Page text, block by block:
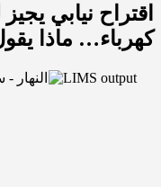
اقتراح نيابي
كهرباء… ماذا
النهار